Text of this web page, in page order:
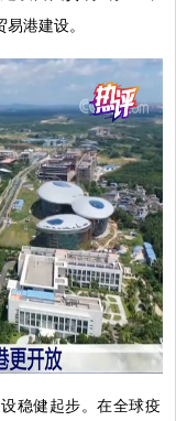
港建设。
稳健起步。在全球疫